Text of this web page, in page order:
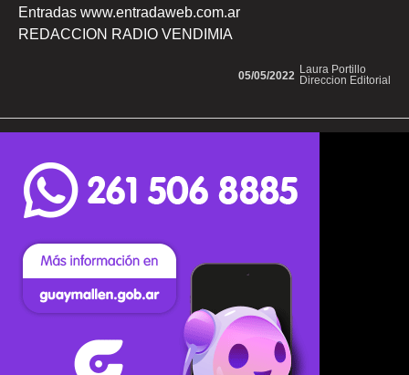
Entradas www.entradaweb.com.ar
REDACCION RADIO VENDIMIA
Laura Portillo
Direccion Editorial
05/05/2022